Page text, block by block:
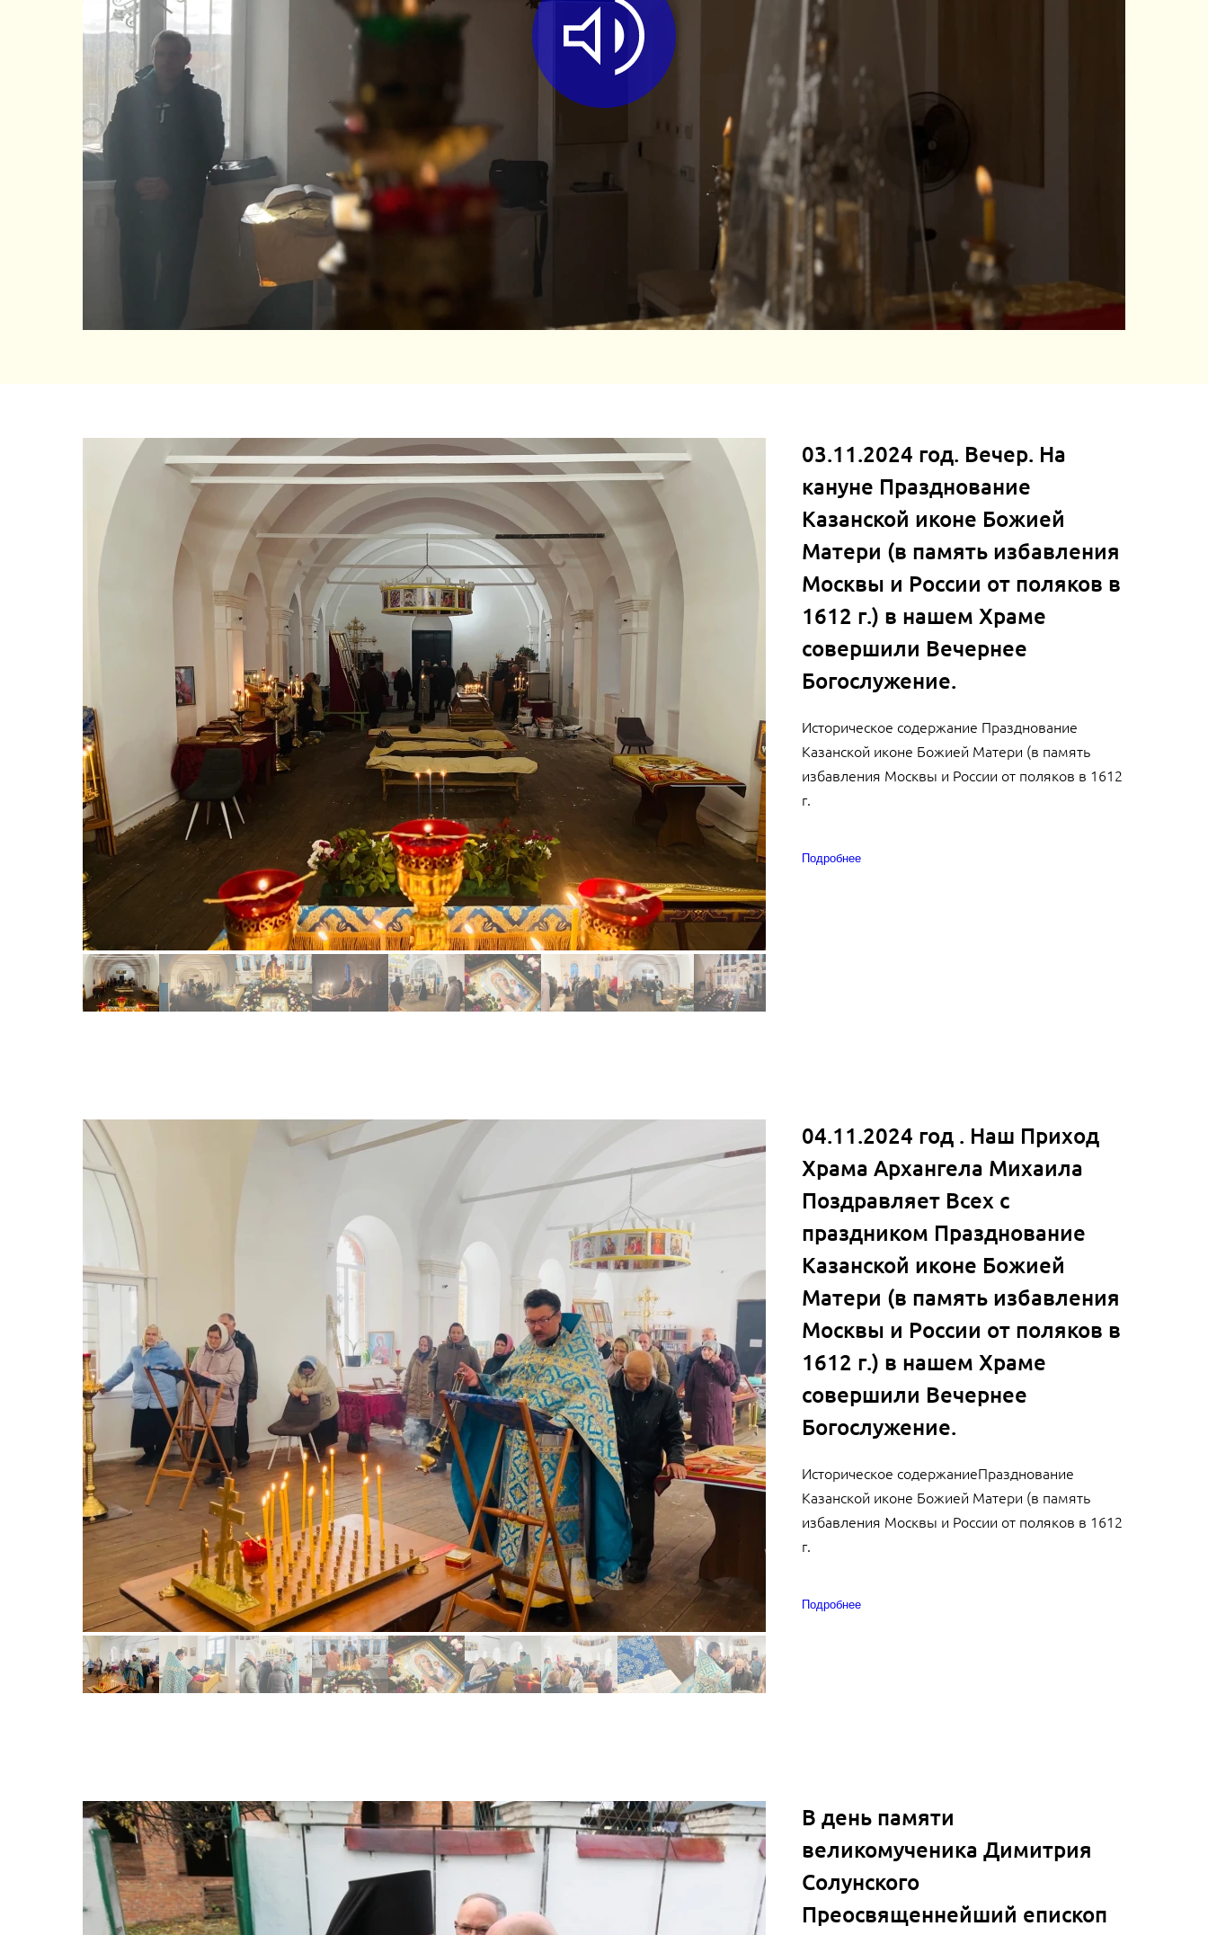
03.11.2024 год. Вечер. На
кануне Празднование
Казанской иконе Божией
Матери (в память избавления
Москвы и России от поляков в
1612 г.) в нашем Храме
совершили Вечернее
Богослужение.
Историческое содержание Празднование
Казанской иконе Божией Матери (в память
избавления Москвы и России от поляков в 1612
г.
Подробнее
04.11.2024 год . Наш Приход
Храма Архангела Михаила
Поздравляет Всех с
праздником Празднование
Казанской иконе Божией
Матери (в память избавления
Москвы и России от поляков в
1612 г.) в нашем Храме
совершили Вечернее
Богослужение.
Историческое содержаниеПразднование
Казанской иконе Божией Матери (в память
избавления Москвы и России от поляков в 1612
г.
Подробнее
В день памяти
великомученика Димитрия
Солунского
Преосвященнейший епископ